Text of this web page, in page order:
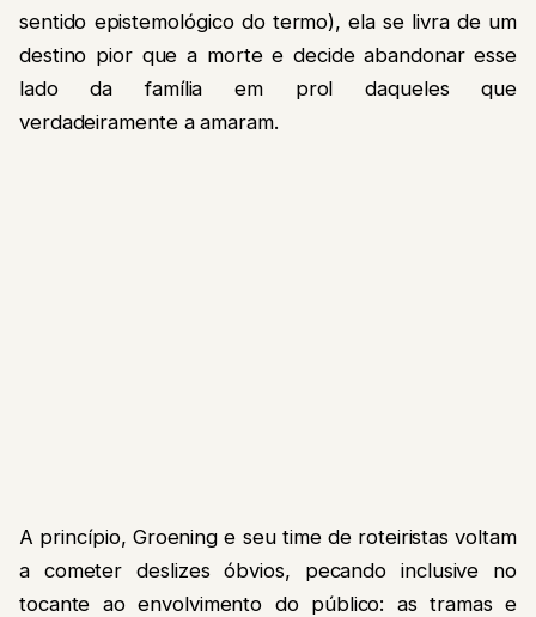
sentido epistemológico do termo), ela se livra de um
destino pior que a morte e decide abandonar esse
lado da família em prol daqueles que
verdadeiramente a amaram.
A princípio, Groening e seu time de roteiristas voltam
a cometer deslizes óbvios, pecando inclusive no
tocante ao envolvimento do público: as tramas e